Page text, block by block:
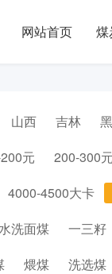
网站首页 煤
山西 吉林
元 200-300元
4000-4500大卡
洗面煤 一三籽
煨煤 洗选煤